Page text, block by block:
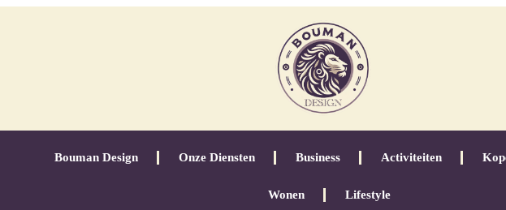
Bouman Design Onze Diensten Business Activiteiten
Wonen Lifestyle